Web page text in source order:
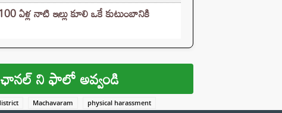
ఏళ్ల నాటి ఇల్లు కూలి ఒకే కుటుంబానికి
ని ఫాలో అవ్వండి
Machavaram physical harassment